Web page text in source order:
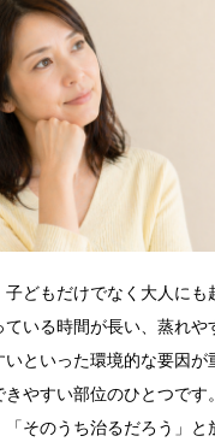
子どもだけでなく大人にも
ている時間が長い、蒸れ
いといった環境的な要因が
きやすい部位のひとつです
そのうち治るだろう」と
국어 日本語